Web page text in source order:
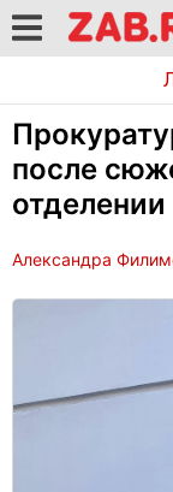
после
Александра